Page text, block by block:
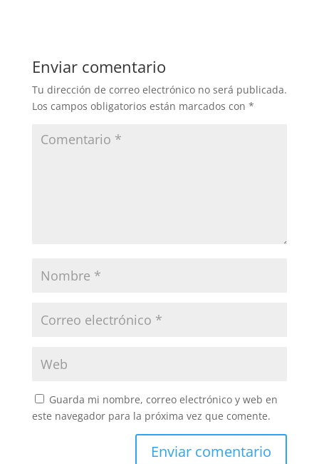
Enviar comentario
Tu dirección de correo electrónico no será publicada.
Los campos obligatorios están marcados con *
Guarda mi nombre, correo electrónico y web en
este navegador para la próxima vez que comente.